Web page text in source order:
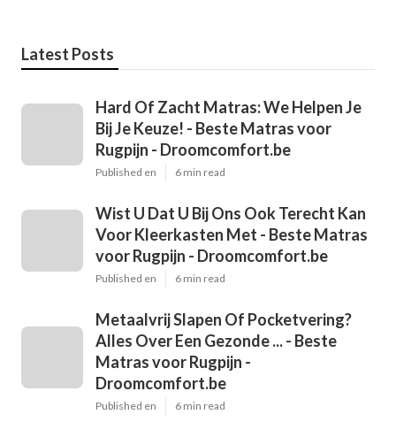
Latest Posts
Hard Of Zacht Matras: We Helpen Je
Bij Je Keuze! - Beste Matras voor
Rugpijn - Droomcomfort.be
Published en 6 min read
Wist U Dat U Bij Ons Ook Terecht Kan
Voor Kleerkasten Met - Beste Matras
voor Rugpijn - Droomcomfort.be
Published en 6 min read
Metaalvrij Slapen Of Pocketvering?
Alles Over Een Gezonde ... - Beste
Matras voor Rugpijn -
Droomcomfort.be
Published en 6 min read